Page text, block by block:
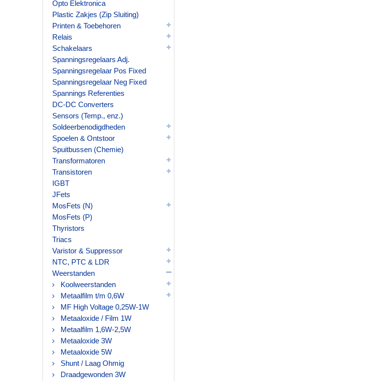
Opto Elektronica
Plastic Zakjes (Zip Sluiting)
Printen & Toebehoren
Relais
Schakelaars
Spanningsregelaars Adj.
Spanningsregelaar Pos Fixed
Spanningsregelaar Neg Fixed
Spannings Referenties
DC-DC Converters
Sensors (Temp., enz.)
Soldeerbenodigdheden
Spoelen & Ontstoor
Spuitbussen (Chemie)
Transformatoren
Transistoren
IGBT
JFets
MosFets (N)
MosFets (P)
Thyristors
Triacs
Varistor & Suppressor
NTC, PTC & LDR
Weerstanden
Koolweerstanden
Metaalfilm t/m 0,6W
MF High Voltage 0,25W-1W
Metaaloxide / Film 1W
Metaalfilm 1,6W-2,5W
Metaaloxide 3W
Metaaloxide 5W
Shunt / Laag Ohmig
Draadgewonden 3W